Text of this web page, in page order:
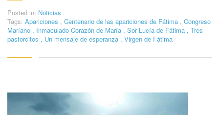
Posted in: Noticias
Tags: Apariciones , Centenario de las apariciones de Fátima , Congreso
Maríano , Inmaculado Corazón de María , Sor Lucía de Fátima , Tres
pastorcitos , Un mensaje de esperanza , Virgen de Fátima